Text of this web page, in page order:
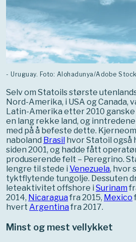
- Uruguay. Foto: Alohadunya/Adobe Stock
Selv om Statoils største
Nord-Amerika, i USA og
Latin-Amerika etter 2010
en lang rekke land, og
med på å befeste dette.
naboland Brasil hvor Statoil også
siden 2001, og hadde fått
produserende felt – Peregrino.
lengre til stede i Venezuela, hvor
tyktflytende tungolje. Dessuten
leteaktivitet offshore i Surinam
2014, Nicaragua fra 2015, Mexico
hvert Argentina fra 2017.
Minst og mest vellykket